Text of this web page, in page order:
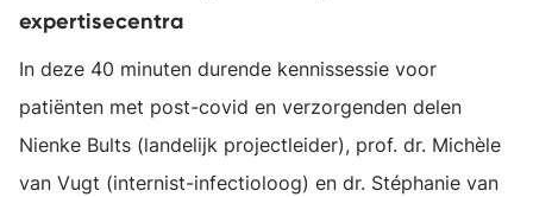
expertisecentra
In deze 40 minuten durende kennissessie voor
patiënten met post-covid en verzorgenden delen
Nienke Bults (landelijk projectleider), prof. dr. Michèle
van Vugt (internist-infectioloog) en dr. Stéphanie van